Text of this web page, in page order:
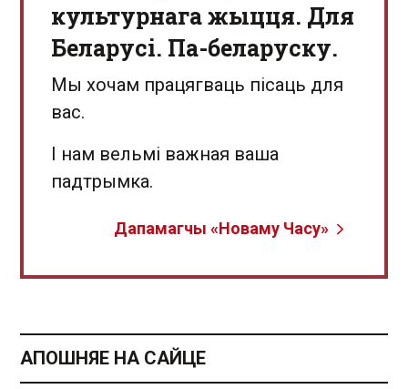
культурнага жыцця. Для
Беларусі. Па-беларуску.
Мы хочам працягваць пісаць для
вас.
І нам вельмі важная ваша
падтрымка.
Дапамагчы «Новаму Часу»
АПОШНЯЕ НА САЙЦЕ